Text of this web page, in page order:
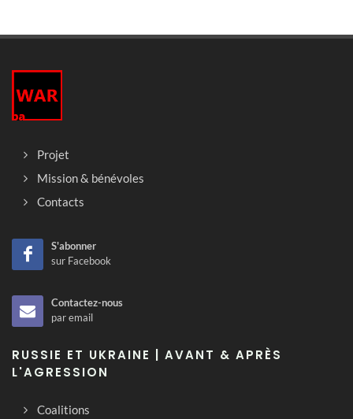
Projet
Mission & bénévoles
Contacts
S'abonner
sur Facebook
Contactez-nous
par email
RUSSIE ET UKRAINE | AVANT & APRÈS
L'AGRESSION
Coalitions